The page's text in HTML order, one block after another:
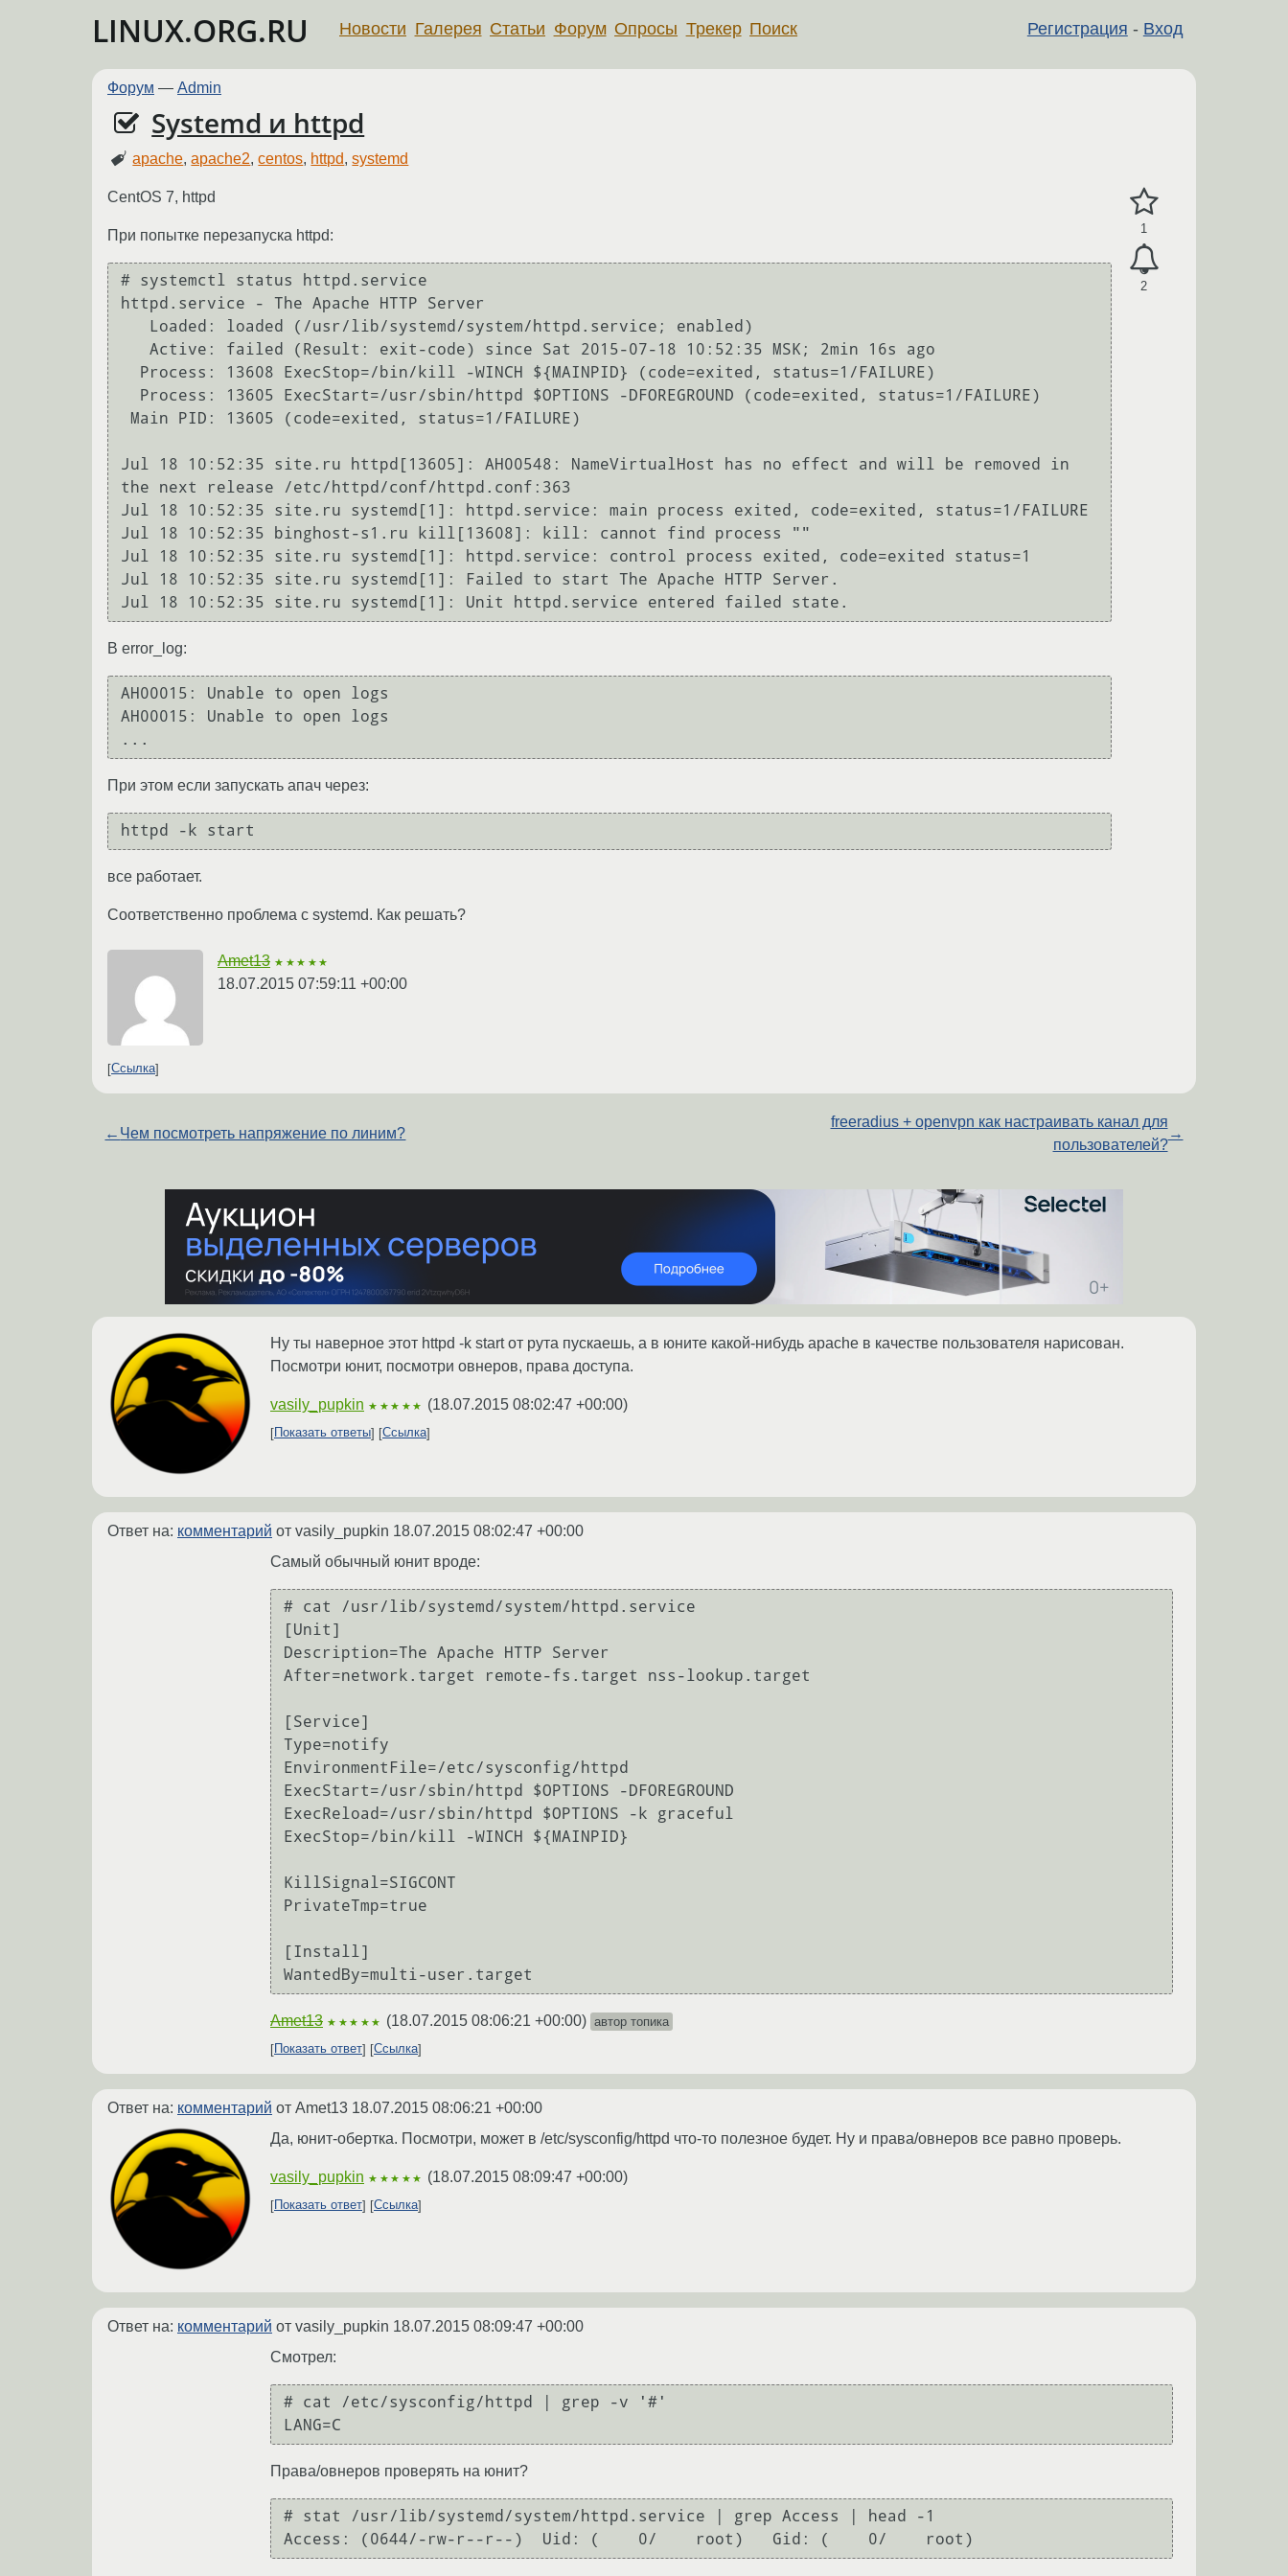
LINUX.ORG.RU Регистрация - Вход
Новости Галерея Статьи Форум Опросы Трекер Поиск
Форум — Admin
Systemd и httpd
apache,apache2,centos, httpd,systemd
1
2
CentOS 7, httpd
При попытке перезапуска httpd:
# systemctl status httpd.service
httpd.service - The Apache HTTP Server
Jul 18 10:52:35 site.ru httpd[13605]: AH00548: NameVirtualHost has no effect and will be removed in
the next release /etc/httpd/conf/httpd.conf:363
Jul 18 10:52:35 site.ru systemd[1]: httpd.service: main process exited, code=exited, status=1/FAILURE
Jul 18 10:52:35 binghost-s1.ru kill[13608]: kill: cannot find process ""
Jul 18 10:52:35 site.ru systemd[1]: httpd.service: control process exited, code=exited status=1
Jul 18 10:52:35 site.ru systemd[1]: Failed to start The Apache HTTP Server.
В error_log:
AH00015: Unable to open logs
AH00015: Unable to open logs
При этом если запускать апач через:
httpd -k start
все работает.
Соответственно проблема с systemd. Как решать?
Amet13 ★★★★★
18.07.2015 07:59:11 +00:00
Ссылка
← Чем посмотреть напряжение по линим?
freeradius + openvpn как настраивать канал для
пользователей?
→
Ну ты наверное этот httpd -k start от рута пускаешь, а в юните какой-нибудь apache в качестве пользователя нарисован.
Посмотри юнит, посмотри овнеров, права доступа.
vasily_pupkin ★★★★★ (18.07.2015 08:02:47 +00:00)
Показать ответы Ссылка
Ответ на: комментарий от vasily_pupkin 18.07.2015 08:02:47 +00:00
Самый обычный юнит вроде:
# cat /usr/lib/systemd/system/httpd.service
[Unit]
Description=The Apache HTTP Server
After=network.target remote-fs.target nss-lookup.target
[Service]
Type=notify
EnvironmentFile=/etc/sysconfig/httpd
ExecStart=/usr/sbin/httpd $OPTIONS -DFOREGROUND
ExecReload=/usr/sbin/httpd $OPTIONS -k graceful
ExecStop=/bin/kill -WINCH ${MAINPID}
KillSignal=SIGCONT
PrivateTmp=true
[Install]
Amet13 ★★★★★ (18.07.2015 08:06:21 +00:00) автор топика
Показать ответ
Ссылка
Ответ на: комментарий от Amet13 18.07.2015 08:06:21 +00:00
Да, юнит-обертка. Посмотри, может в /etc/sysconfig/httpd что-то полезное будет. Ну и права/овнеров все равно проверь.
vasily_pupkin ★★★★★ (18.07.2015 08:09:47 +00:00)
Показать ответ Ссылка
Ответ на: комментарий от vasily_pupkin 18.07.2015 08:09:47 +00:00
Смотрел:
# cat /etc/sysconfig/httpd | grep -v '#'
LANG=C
Права/овнеров проверять на юнит?
# stat /usr/lib/systemd/system/httpd.service | grep Access | head -1
Access: (0644/-rw-r--r--)  Uid: (    0/    root)   Gid: (    0/    root)